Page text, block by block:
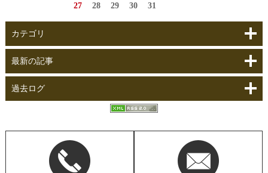
27
28 29 30 31
カテゴリ
最新の記事
過去ログ